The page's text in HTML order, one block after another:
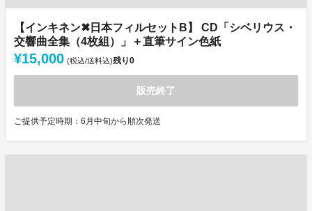
【インキネン✖日本フィルセットB】 CD「シベリウス・
交響曲全集（4枚組）」＋直筆サイン色紙
¥15,000 (税込/送料込)残り0
販売終了
ご提供予定時期：6月中旬から順次発送